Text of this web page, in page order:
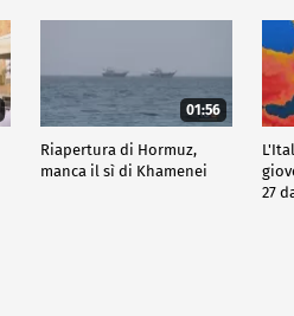
01:56
Riapertura di Hormuz,
manca il sì di Khamenei
27